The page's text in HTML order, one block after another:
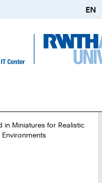
EN
Miniatures for Realistic